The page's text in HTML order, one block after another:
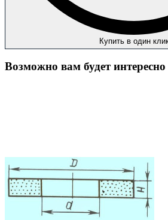
Купить в один
Возможно вам будет интересно